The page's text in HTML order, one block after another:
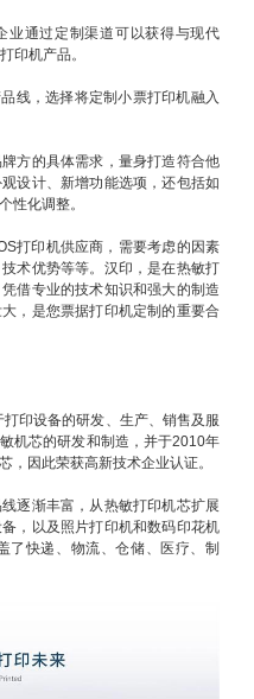
业通过定制渠道可以获得与现代
印机产品。
线，选择将定制小票打印机融入
方的具体需求，量身打造符合他
设计、新增功能选项，还包括如
性化调整。
打印机供应商，需要考虑的因素
术优势等等。汉印，是在热敏打
借专业的技术知识和强大的制造
，是您票据打印机定制的重要合
印设备的研发、生产、销售及服
机芯的研发和制造，并于2010年
，因此荣获高新技术企业认证。
逐渐丰富，从热敏打印机芯扩展
，以及照片打印机和数码印花机
了快递、物流、仓储、医疗、制